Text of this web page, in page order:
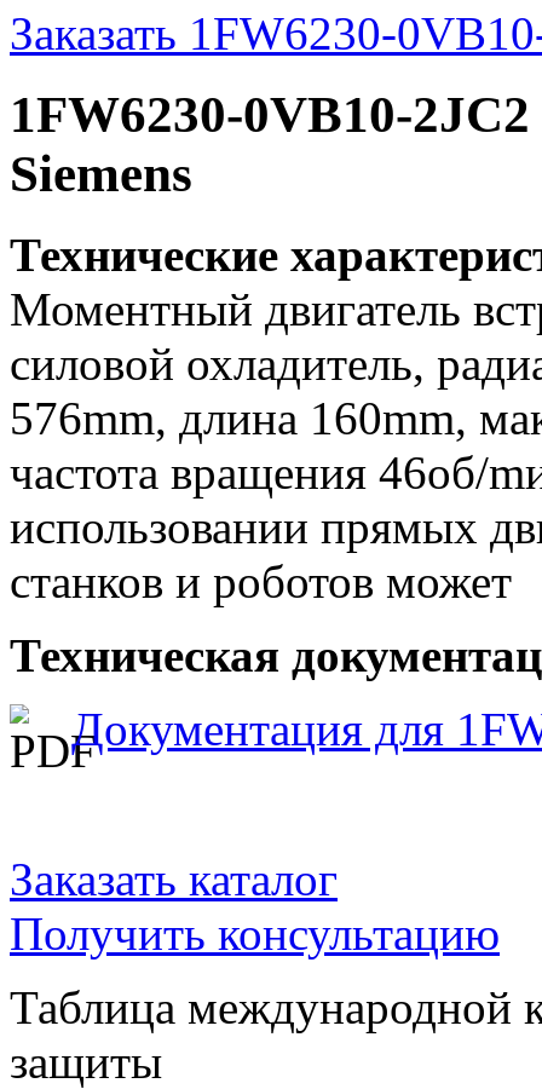
Заказать 1FW6230-
1FW6230-0VB10-
Siemens
Технические
Моментный двигатель
силовой охладитель,
576mm, длина 160mm,
частота вращения 46об/
использовании прямых
станков и роботов может
Техническая
Документация для
Заказать каталог
Получить консультацию
Таблица международной
защиты